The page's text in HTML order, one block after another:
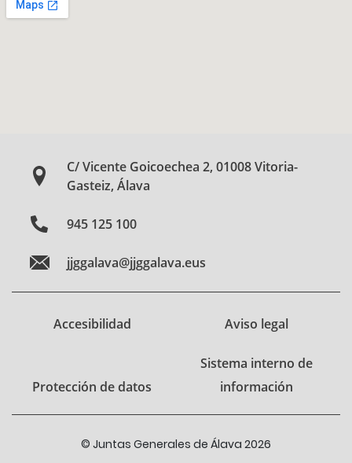
C/ Vicente Goicoechea 2, 01008 Vitoria-
Gasteiz, Álava
945 125 100
jjggalava@jjggalava.eus
Accesibilidad Aviso legal
Protección de datos
Sistema interno de
información
© Juntas Generales de Álava 2026